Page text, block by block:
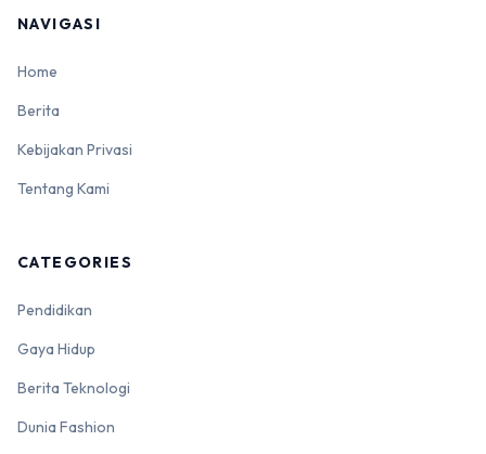
NAVIGASI
Home
Berita
Kebijakan Privasi
Tentang Kami
CATEGORIES
Pendidikan
Gaya Hidup
Berita Teknologi
Dunia Fashion